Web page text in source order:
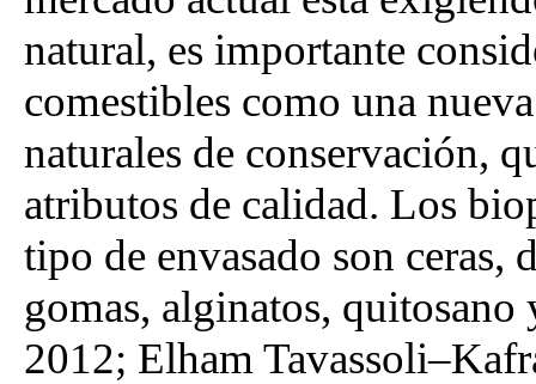
natural, es importante
comestibles como una
naturales de conservación,
atributos de calidad. Los
tipo de envasado son ceras,
gomas, alginatos,
2012; Elham